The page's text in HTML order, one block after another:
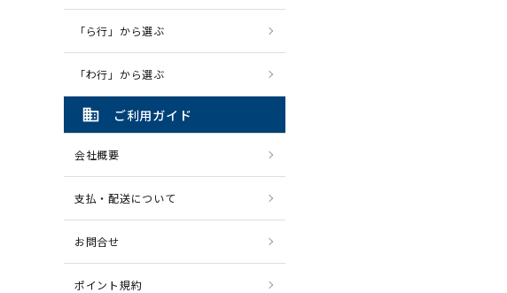
「ら行」から選ぶ
「わ行」から選ぶ
domain ご利用ガイド
会社概要
支払・配送について
お問合せ
ポイント規約